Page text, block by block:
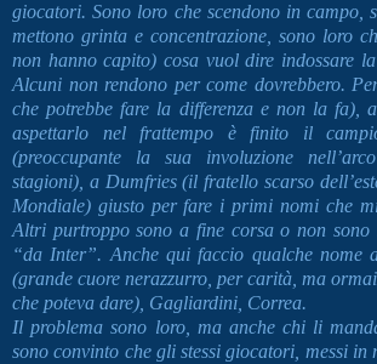
giocatori. Sono loro che scendono in campo,
mettono grinta e concentrazione, sono loro
non hanno capito) cosa vuol dire indossare
Alcuni non rendono per come dovrebbero.
che potrebbe fare la differenza e non la fa),
aspettarlo nel frattempo è finito il
(preoccupante la sua involuzione
stagioni), a Dumfries (il fratello scarso
Mondiale) giusto per fare i primi nomi che
Altri purtroppo sono a fine corsa o non sono
“da Inter”. Anche qui faccio qualche nome
(grande cuore nerazzurro, per carità, ma
che poteva dare), Gagliardini, Correa.
Il problema sono loro, ma anche chi li
sono convinto che gli stessi giocatori, messi in